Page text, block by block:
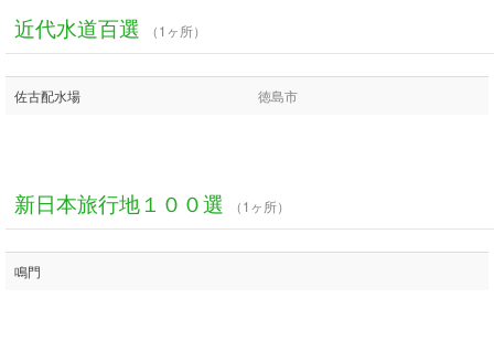
近代水道百選 （1ヶ所）
佐古配水場 徳島市
新日本旅行地１００選 （1ヶ所）
鳴門